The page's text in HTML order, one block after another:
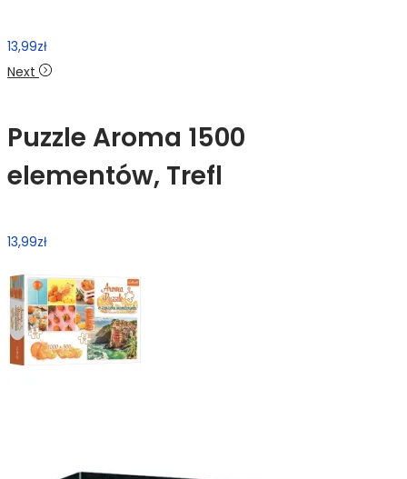
13,99zł
Next
Puzzle Aroma 1500
elementów, Trefl
13,99zł